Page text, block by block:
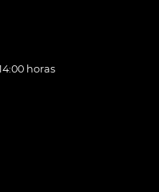
horas